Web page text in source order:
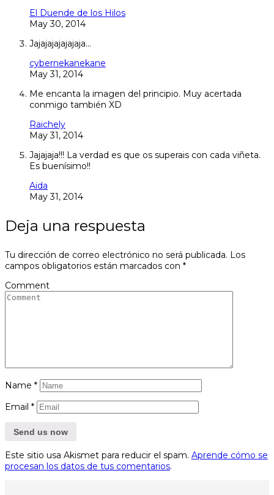
El Duende de los Hilos
May 30, 2014
Jajajajajajajaja…
cybernekanekane
May 31, 2014
Me encanta la imagen del principio. Muy acertada
conmigo también XD
Raichely
May 31, 2014
Jajajaja!!! La verdad es que os superais con cada viñeta.
Es buenísimo!!
Aida
May 31, 2014
Deja una respuesta
Tu dirección de correo electrónico no será publicada. Los
campos obligatorios están marcados con *
Comment
Name *
Email *
Este sitio usa Akismet para reducir el spam. Aprende cómo se
procesan los datos de tus comentarios.